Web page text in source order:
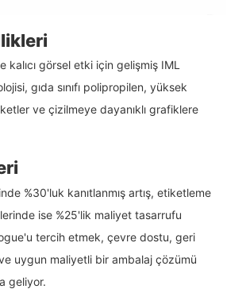
kalıcı görsel etki için gelişmiş IML
gıda sınıfı polipropilen, yüksek
ve çizilmeye dayanıklı grafiklere
%30'luk kanıtlanmış artış, etiketleme
ise %25'lik maliyet tasarrufu
tercih etmek, çevre dostu, geri
uygun maliyetli bir ambalaj çözümü
geliyor.